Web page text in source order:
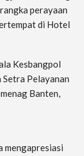
perayaan
di Hotel
Kesbangpol
Setra Pelayanan
Banten,
mengapresiasi